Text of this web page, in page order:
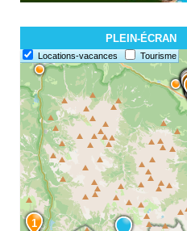
PLEIN-ÉCRAN
Locations-vacances Tourisme
1